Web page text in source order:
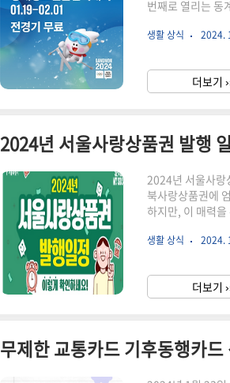
번째로 열리는 동
올림픽 일정·마
역사라고 부르기
IOC 회장인 자
생활 상식 2024.
더보기
2024년 서울사랑상품권 발행
2024년 서울사랑
북사랑상품권에
하지만, 이 매력
바쁘신 분들을 위
관 등 제한대상 가
한 2월1일부터
생활 상식 2024.
더보기